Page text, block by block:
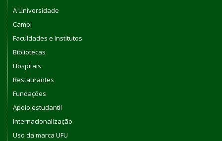
A Universidade
Campi
Faculdades e Institutos
Bibliotecas
Hospitais
Restaurantes
Fundações
Apoio estudantil
Internacionalização
Uso da marca UFU